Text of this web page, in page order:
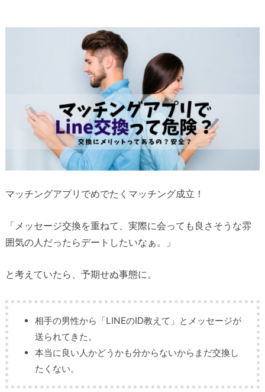
マッチングアプリでめでたくマッチング成立！
「メッセージ交換を重ねて、実際に会っても良さそうな雰
囲気の人だったらデートしたいなぁ。」
と考えていたら、予期せぬ事態に。
相手の男性から「LINEのID教えて」とメッセージが
送られてきた。
本当に良い人かどうかも分からないからまだ交換し
たくない。